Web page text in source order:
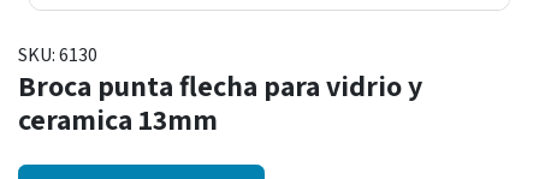
SKU: 6130
Broca punta flecha para vidrio y
ceramica 13mm